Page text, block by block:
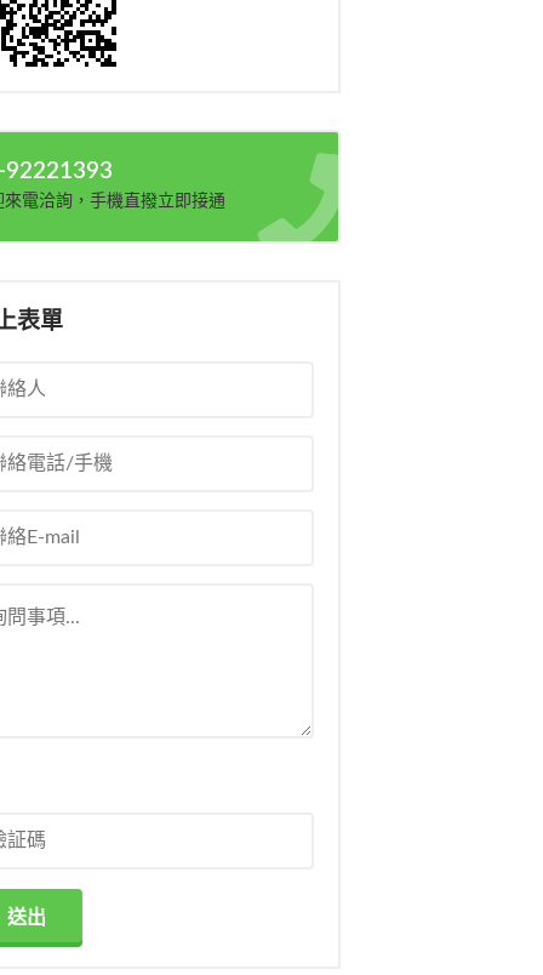
92221393
來電洽詢，手機直撥立即接通
表單
送出